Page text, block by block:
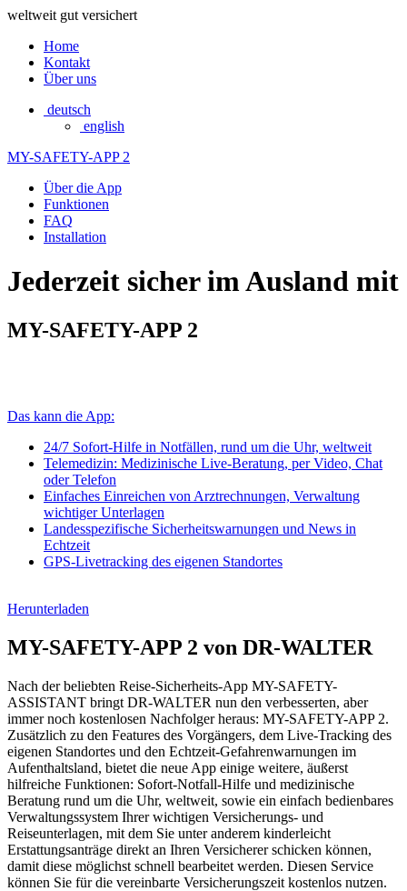
weltweit gut versichert
Home
Kontakt
Über uns
deutsch
english
MY-SAFETY-APP 2
Über die App
Funktionen
FAQ
Installation
Jederzeit sicher im Ausland mit
MY-SAFETY-APP 2
Das kann die App:
24/7 Sofort-Hilfe in Notfällen, rund um die Uhr, weltweit
Telemedizin: Medizinische Live-Beratung, per Video, Chat
oder Telefon
Einfaches Einreichen von Arztrechnungen, Verwaltung
wichtiger Unterlagen
Landesspezifische Sicherheitswarnungen und News in
Echtzeit
GPS-Livetracking des eigenen Standortes
Herunterladen
MY-SAFETY-APP 2 von DR-WALTER
Nach der beliebten Reise-Sicherheits-App MY-SAFETY-
ASSISTANT bringt DR-WALTER nun den verbesserten, aber
immer noch kostenlosen Nachfolger heraus: MY-SAFETY-APP 2.
Zusätzlich zu den Features des Vorgängers, dem Live-Tracking des
eigenen Standortes und den Echtzeit-Gefahrenwarnungen im
Aufenthaltsland, bietet die neue App einige weitere, äußerst
hilfreiche Funktionen: Sofort-Notfall-Hilfe und medizinische
Beratung rund um die Uhr, weltweit, sowie ein einfach bedienbares
Verwaltungssystem Ihrer wichtigen Versicherungs- und
Reiseunterlagen, mit dem Sie unter anderem kinderleicht
Erstattungsanträge direkt an Ihren Versicherer schicken können,
damit diese möglichst schnell bearbeitet werden. Diesen Service
können Sie für die vereinbarte Versicherungszeit kostenlos nutzen.